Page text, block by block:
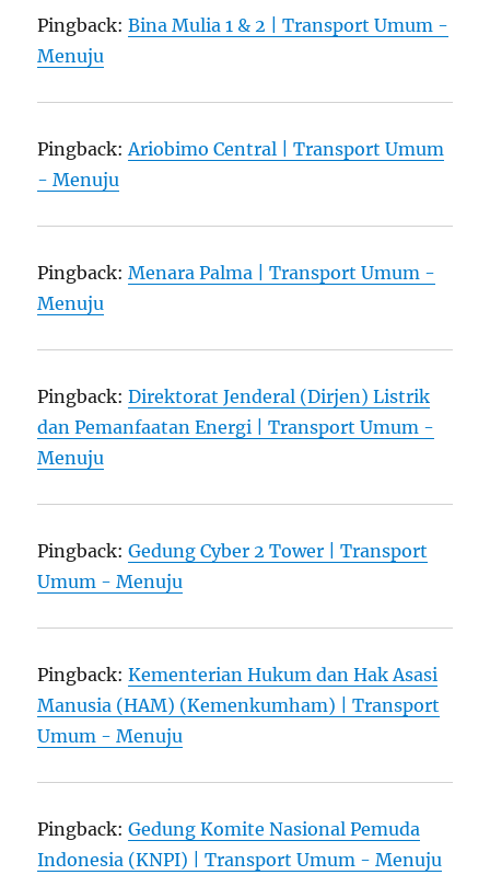
Pingback:Bina Mulia 1 & 2 | Transport Umum -
Menuju
Pingback:Ariobimo Central | Transport Umum
- Menuju
Pingback:Menara Palma | Transport Umum -
Menuju
Pingback:Direktorat Jenderal (Dirjen) Listrik
dan Pemanfaatan Energi | Transport Umum -
Menuju
Pingback:Gedung Cyber 2 Tower | Transport
Umum - Menuju
Pingback:Kementerian Hukum dan Hak Asasi
Manusia (HAM) (Kemenkumham) | Transport
Umum - Menuju
Pingback:Gedung Komite Nasional Pemuda
Indonesia (KNPI) | Transport Umum - Menuju